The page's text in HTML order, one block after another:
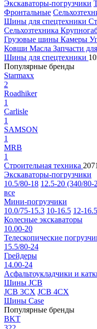
Экскаваторы-погрузчики
Фронтальные
Шины для спецтехники
Сельхозтехника
Грузовые шины Камеры
Ковши Масла Запчасти
Шины для спецтехники
Популярные бренды
Starmaxx
2
Roadhiker
1
Carlisle
1
SAMSON
1
MRB
1
Строительная техника
Экскаваторы-погрузчики
10.5/80-18 12.5-20 (340/80-
все
Мини-погрузчики
10.0/75-15.3 10-16.5 12-16.5
Колесные экскаваторы
10.00-20
Телескопические
15.5/80-24
Грейдеры
14.00-24
Асфальтоукладчики и
Шины JCB
JCB 3CX JCB 4CX
Шины Case
Популярные бренды
BKT